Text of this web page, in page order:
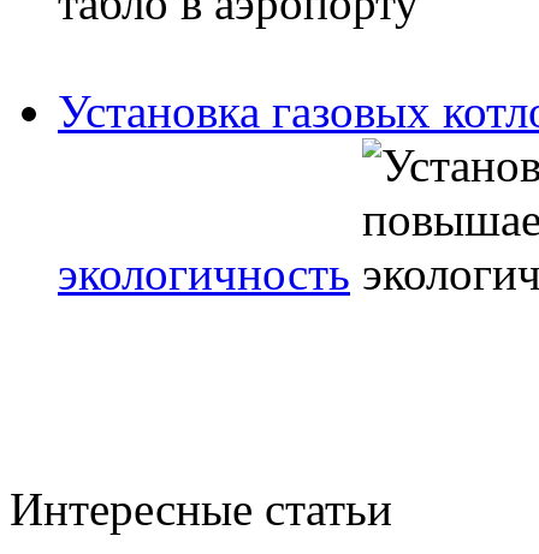
Установка газовых
экологичность
Интересные статьи